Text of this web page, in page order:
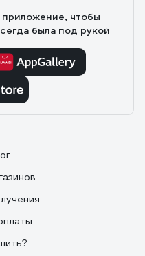
чтобы
была под рукой